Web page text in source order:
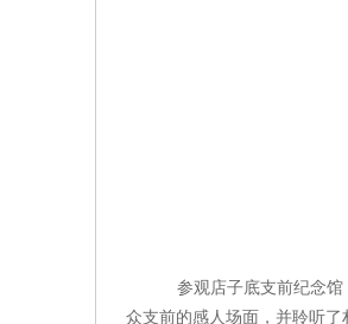
参观店子底支前纪念馆
众支前的感人场面 ，并聆听